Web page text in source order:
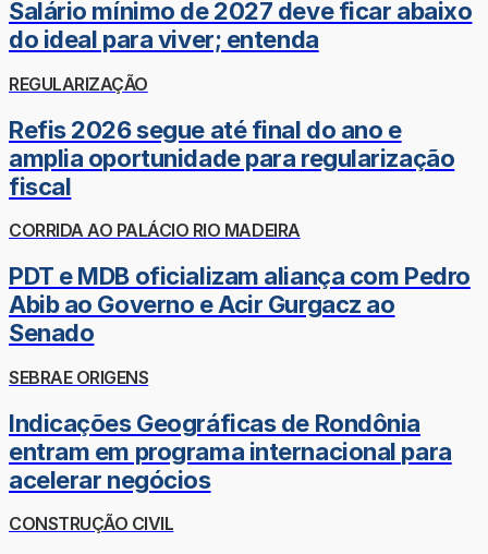
Salário mínimo de 2027 deve ficar abaixo
do ideal para viver; entenda
REGULARIZAÇÃO
Refis 2026 segue até final do ano e
amplia oportunidade para regularização
fiscal
CORRIDA AO PALÁCIO RIO MADEIRA
PDT e MDB oficializam aliança com Pedro
Abib ao Governo e Acir Gurgacz ao
Senado
SEBRAE ORIGENS
Indicações Geográficas de Rondônia
entram em programa internacional para
acelerar negócios
CONSTRUÇÃO CIVIL